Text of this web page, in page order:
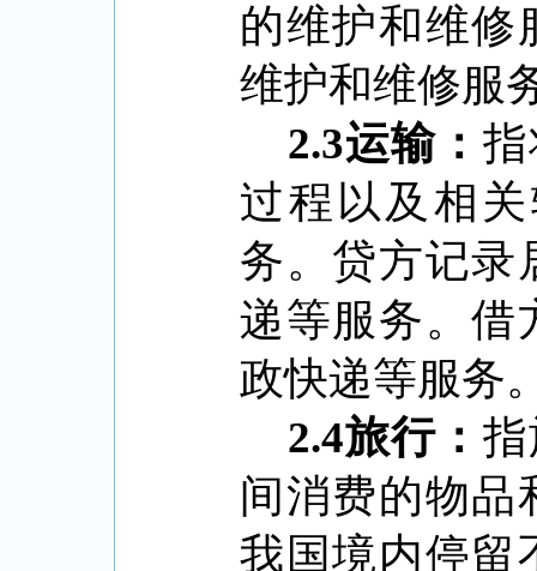
的维护和维修
维护和维修服
2.3运输：
过程以及相
务。贷方记录
递等服务。借
政快递等服务
2.4旅行：
间消费的物品
我国境内停留